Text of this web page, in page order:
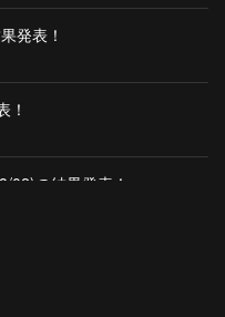
発表！
！
02)の結果発表！